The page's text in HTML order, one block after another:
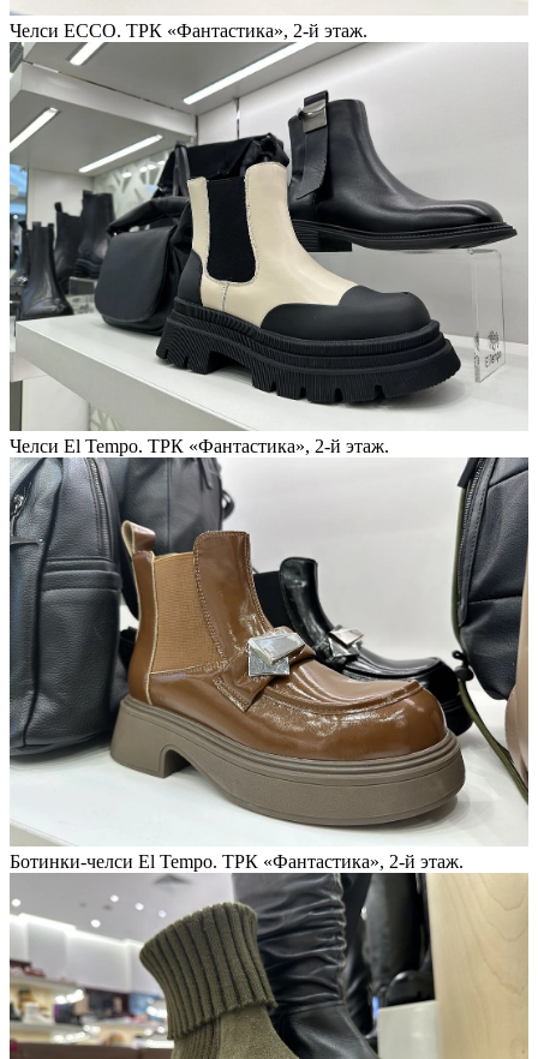
Челси ECCO. ТРК «Фантастика», 2-й этаж.
Челси El Tempo. ТРК «Фантастика», 2-й этаж.
Ботинки-челси El Tempo. ТРК «Фантастика», 2-й этаж.